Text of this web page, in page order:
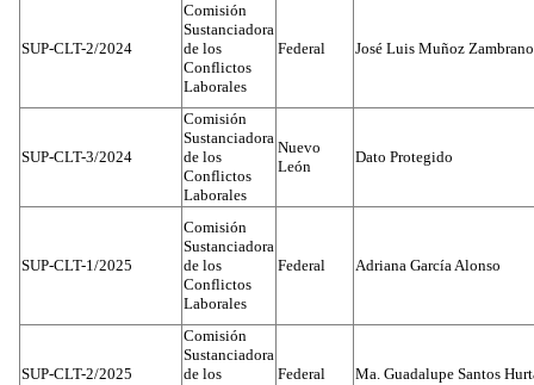
SUP-CLT-2/2024
Comisión
Sustanciadora
de los
Conflictos
Laborales
Federal José Luis Muñoz Zambrano
SUP-CLT-3/2024
Comisión
Sustanciadora
de los
Conflictos
Laborales
Nuevo
León
Dato Protegido
SUP-CLT-1/2025
Comisión
Sustanciadora
de los
Conflictos
Laborales
Federal Adriana García Alonso
SUP-CLT-2/2025
Comisión
Sustanciadora
de los
Federal Ma. Guadalupe Santos